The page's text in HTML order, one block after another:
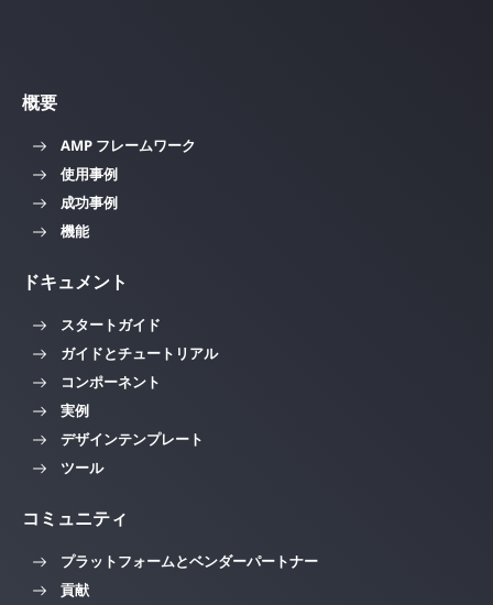
概要
AMP フレームワーク
使用事例
成功事例
機能
ドキュメント
スタートガイド
ガイドとチュートリアル
コンポーネント
実例
デザインテンプレート
ツール
コミュニティ
プラットフォームとベンダーパートナー
貢献